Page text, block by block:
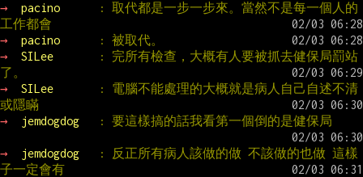
→
pacino
: 取代都是一步一步來。當然不是每一個人的
工作都會
→
pacino
: 被取代。
→
SILee
: 完所有檢查，大概有人要被抓去健保局罰站
了。
→
SILee
: 電腦不能處理的大概就是病人自己自述不清
或隱瞞
→
jemdogdog : 要這樣搞的話我看第一個倒的是健保局
→ jemdogdog
: 反正所有病人該做的做 不該做的也做 這樣
子一定會有